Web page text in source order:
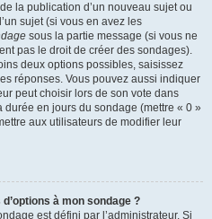
la publication d’un nouveau sujet ou
sujet (si vous en avez les
sous la partie message (si vous ne
pas le droit de créer des sondages).
deux options possibles, saisissez
réponses. Vous pouvez aussi indiquer
peut choisir lors de son vote dans
durée en jours du sondage (mettre « 0 »
aux utilisateurs de modifier leur
à mon sondage ?
est défini par l’administrateur. Si